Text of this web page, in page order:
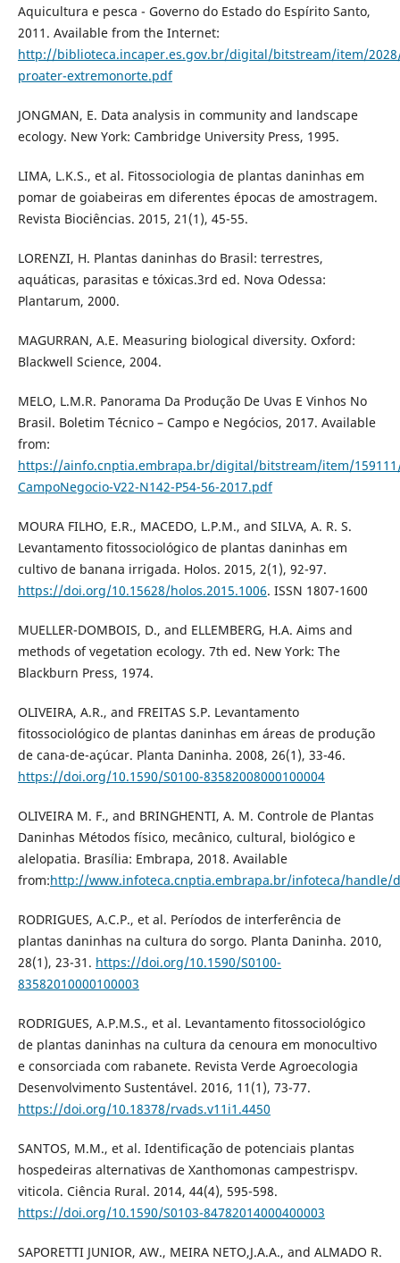
Aquicultura e pesca - Governo do Estado do Espírito Santo,
2011. Available from the Internet:
http://biblioteca.incaper.es.gov.br/digital/bitstream/item/
proater-extremonorte.pdf
JONGMAN, E. Data analysis in community and landscape
ecology. New York: Cambridge University Press, 1995.
LIMA, L.K.S., et al. Fitossociologia de plantas daninhas em
pomar de goiabeiras em diferentes épocas de amostragem.
Revista Biociências. 2015, 21(1), 45-55.
LORENZI, H. Plantas daninhas do Brasil: terrestres,
aquáticas, parasitas e tóxicas.3rd ed. Nova Odessa:
Plantarum, 2000.
MAGURRAN, A.E. Measuring biological diversity. Oxford:
Blackwell Science, 2004.
MELO, L.M.R. Panorama Da Produção De Uvas E Vinhos No
Brasil. Boletim Técnico – Campo e Negócios, 2017. Available
from:
https://ainfo.cnptia.embrapa.br/digital/bitstream/item/
CampoNegocio-V22-N142-P54-56-2017.pdf
MOURA FILHO, E.R., MACEDO, L.P.M., and SILVA, A. R. S.
Levantamento fitossociológico de plantas daninhas em
cultivo de banana irrigada. Holos. 2015, 2(1), 92-97.
https://doi.org/10.15628/holos.2015.1006. ISSN 1807-1600
MUELLER-DOMBOIS, D., and ELLEMBERG, H.A. Aims and
methods of vegetation ecology. 7th ed. New York: The
Blackburn Press, 1974.
OLIVEIRA, A.R., and FREITAS S.P. Levantamento
fitossociológico de plantas daninhas em áreas de produção
de cana-de-açúcar. Planta Daninha. 2008, 26(1), 33-46.
https://doi.org/10.1590/S0100-83582008000100004
OLIVEIRA M. F., and BRINGHENTI, A. M. Controle de Plantas
Daninhas Métodos físico, mecânico, cultural, biológico e
alelopatia. Brasília: Embrapa, 2018. Available
from:http://www.infoteca.cnptia.embrapa.br/infoteca/handle/
RODRIGUES, A.C.P., et al. Períodos de interferência de
plantas daninhas na cultura do sorgo. Planta Daninha. 2010,
28(1), 23-31. https://doi.org/10.1590/S0100-
83582010000100003
RODRIGUES, A.P.M.S., et al. Levantamento fitossociológico
de plantas daninhas na cultura da cenoura em monocultivo
e consorciada com rabanete. Revista Verde Agroecologia
Desenvolvimento Sustentável. 2016, 11(1), 73-77.
https://doi.org/10.18378/rvads.v11i1.4450
SANTOS, M.M., et al. Identificação de potenciais plantas
hospedeiras alternativas de Xanthomonas campestrispv.
viticola. Ciência Rural. 2014, 44(4), 595-598.
https://doi.org/10.1590/S0103-84782014000400003
SAPORETTI JUNIOR, AW., MEIRA NETO,J.A.A., and ALMADO R.